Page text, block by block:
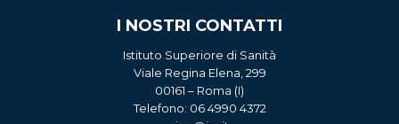
I NOSTRI CONTATTI
Istituto Superiore di Sanità
Viale Regina Elena, 299
00161 – Roma (I)
Telefono: 06 4990 4372